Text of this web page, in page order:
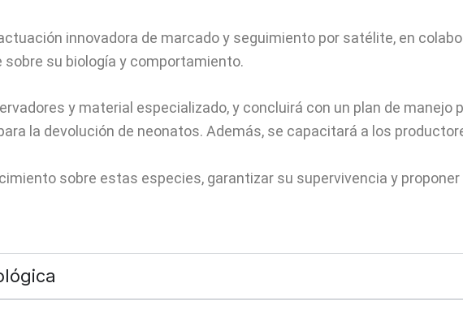
innovadora de marcado y seguimiento por satélite, en
su biología y comportamiento.
y material especializado, y concluirá con un plan de
la devolución de neonatos. Además, se capacitará a los
sobre estas especies, garantizar su supervivencia y